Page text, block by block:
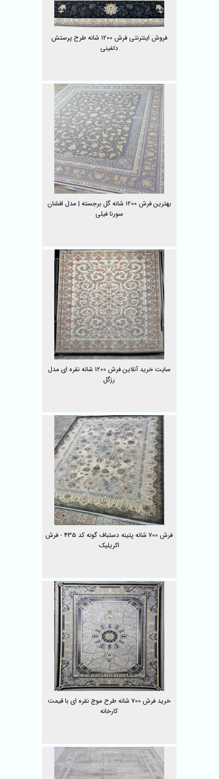
فروش اینترنتی فرش 1200 شانه طرح پرستش
دلفینی
بهترین فرش 1200 شانه گل برجسته | مدل افشان
سورنا فیلی
سایت خرید آنلاین فرش 1200 شانه نقره ای مدل
رزگل
فرش 700 شانه پتینه دستباف گونه کد 435 - فرش
اکریلیک
خرید فرش 700 شانه طرح موج نقره ای با قیمت
کارخانه‌